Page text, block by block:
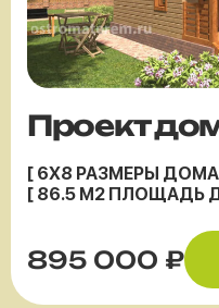
Проект
[ 6X8 РАЗМЕРЫ ДОМА
[ 86.5 М2 ПЛОЩАДЬ
895 000 ₽